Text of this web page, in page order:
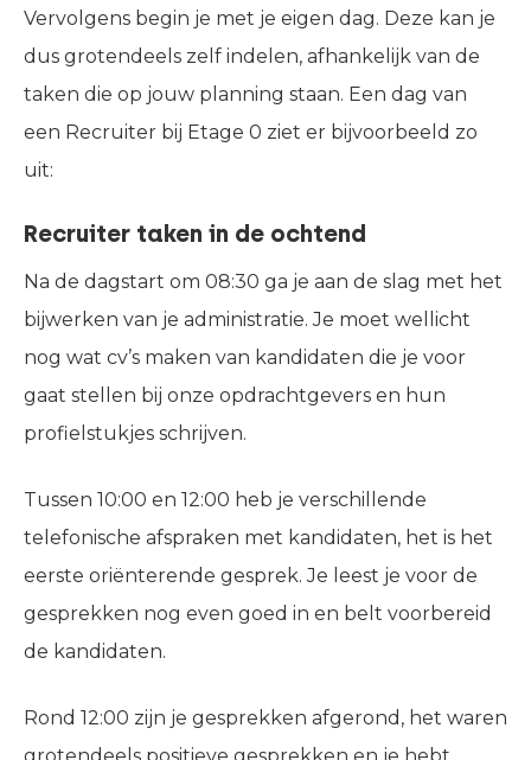
Vervolgens begin je met je eigen dag. Deze kan je
dus grotendeels zelf indelen, afhankelijk van de
taken die op jouw planning staan. Een dag van
een Recruiter bij Etage 0 ziet er bijvoorbeeld zo
uit:
Recruiter taken in de ochtend
Na de dagstart om 08:30 ga je aan de slag met het
bijwerken van je administratie. Je moet wellicht
nog wat cv’s maken van kandidaten die je voor
gaat stellen bij onze opdrachtgevers en hun
profielstukjes schrijven.
Tussen 10:00 en 12:00 heb je verschillende
telefonische afspraken met kandidaten, het is het
eerste oriënterende gesprek. Je leest je voor de
gesprekken nog even goed in en belt voorbereid
de kandidaten.
Rond 12:00 zijn je gesprekken afgerond, het waren